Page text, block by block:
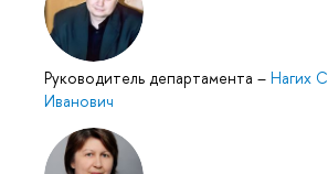
Руководитель департамента – Нагих
Иванович